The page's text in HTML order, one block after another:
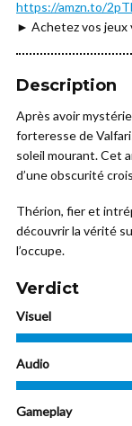
https://amzn.to/
► Achetez vos jeux
Description
Après avoir
forteresse de
soleil mourant. Cet
d’une obscurité
Thérion, fier et
découvrir la vérité
l’occupe.
Verdict
Visuel
Audio
Gameplay